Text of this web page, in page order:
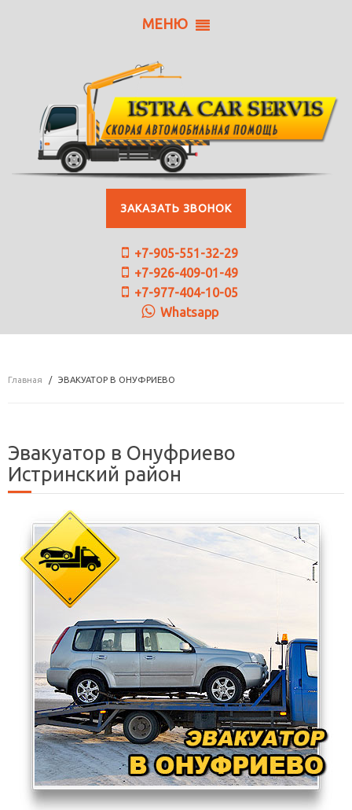
МЕНЮ
ЗАКАЗАТЬ ЗВОНОК
+7-905-551-32-29
+7-926-409-01-49
+7-977-404-10-05
Whatsapp
Главная ЭВАКУАТОР В ОНУФРИЕВО
Эвакуатор в Онуфриево
Истринский район